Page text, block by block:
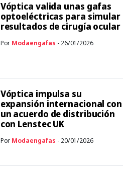
Vóptica valida unas gafas
optoeléctricas para simular
resultados de cirugía ocular
Por Modaengafas - 26/01/2026
Vóptica impulsa su
expansión internacional con
un acuerdo de distribución
con Lenstec UK
Por Modaengafas - 20/01/2026